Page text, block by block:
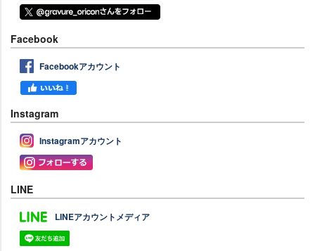
Facebook
Facebookアカウント
Instagram
Instagramアカウント
LINE
LINEアカウントメディア